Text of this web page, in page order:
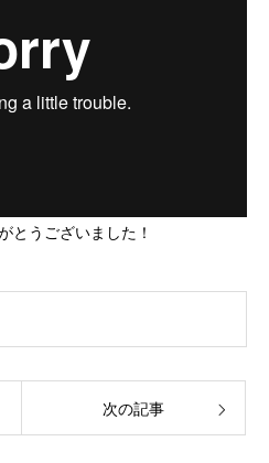
とうございました！
次の記事